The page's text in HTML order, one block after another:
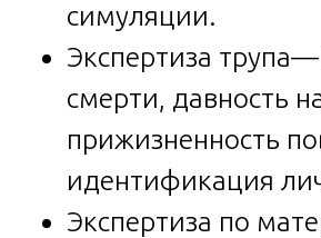
симуляции.
Экспертиза
смерти, давность
прижизненность
идентификация
Экспертиза по